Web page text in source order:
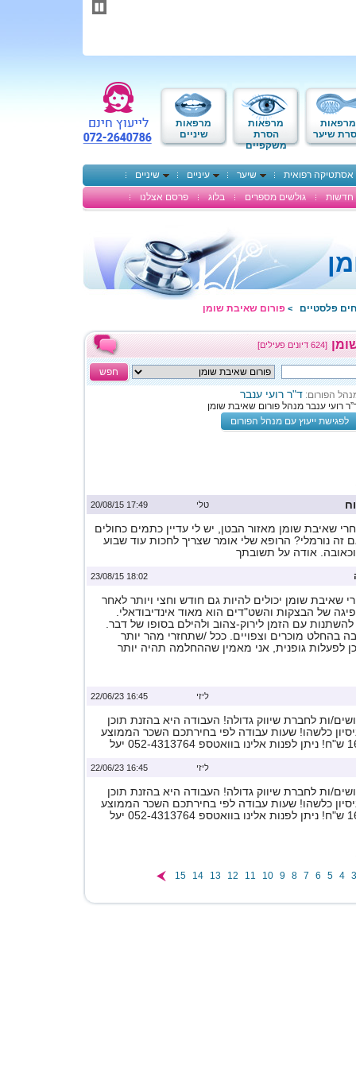
מרפאות
שיער
מרפאות
הסרת
משקפיים
מרפאות
שיניים
אסתטיקה רפואית שיער עיניים
שיניים
חדשות
גולשים מספרים בלוג פרסם אצלנו
פלסטיים > פורום שאיבת שומן
[624 דיונים פעילים]
חפש
הפורום: ד"ר רועי ענבר
רועי ענבר מנהל פורום שאיבת שומן
לפגישת ייעוץ עם מנהל הפורום
17:49 20/08/15 טלי
שאיבת שומן מאזור הבטן, יש לי עדיין כתמים כחולים
זה נורמלי? הרופא שלי אומר שצריך לחכות עוד שבוע
אודה על תשובתך
18:02 23/08/15
שאיבת שומן יכולים להיות גם חודש וחצי ויותר לאחר
של הבצקות והשט"דים הוא מאוד אינדיבודאלי.
עם הזמן לירוק-צהוב ולהילם בסופו של דבר.
בהחלט מוכרים וצפויים. ככל /שתחזרי מהר יותר
לפעלות גופנית, אני מאמין שההחלמה תהיה יותר
16:45 22/06/23 ליזי
ות לחברת שיווק גדולה! העבודה היא בהזנת תוכן
כלשהו! שעות עבודה לפי בחירתכם השכר הממוצע
16:45 22/06/23 ליזי
ות לחברת שיווק גדולה! העבודה היא בהזנת תוכן
כלשהו! שעות עבודה לפי בחירתכם השכר הממוצע
3
4
5
6
7
8
9
10
11
12
13
14
15